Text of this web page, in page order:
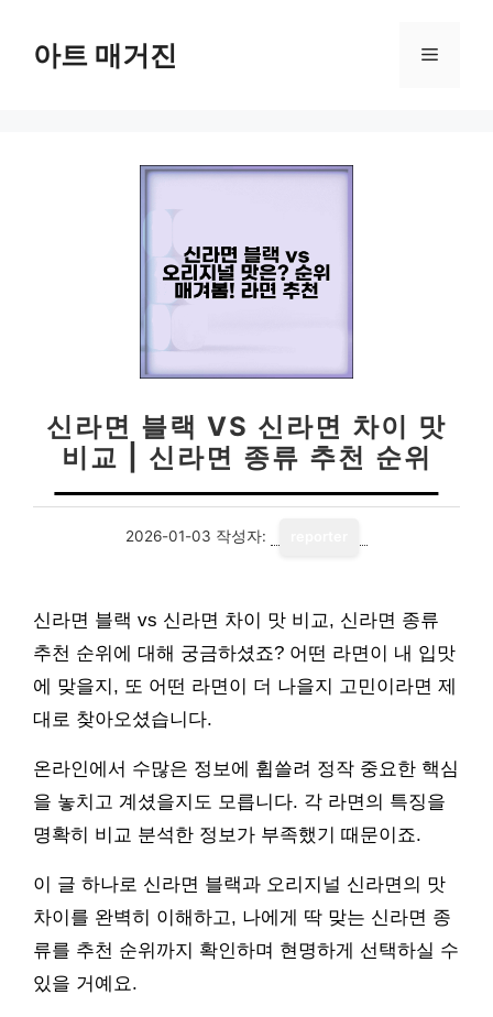
아트 매거진 메
신라면 블랙 VS 신라면 차이 맛
비교 | 신라면 종류 추천 순위
2026-01-03 작성자:
신라면 블랙 vs 신라면 차이 맛 비교, 신라면 종류
추천 순위에 대해 궁금하셨죠? 어떤 라면이 내 입맛
에 맞을지, 또 어떤 라면이 더 나을지 고민이라면 제
대로 찾아오셨습니다.
온라인에서 수많은 정보에 휩쓸려 정작 중요한 핵심
을 놓치고 계셨을지도 모릅니다. 각 라면의 특징을
명확히 비교 분석한 정보가 부족했기 때문이죠.
이 글 하나로 신라면 블랙과 오리지널 신라면의 맛
차이를 완벽히 이해하고, 나에게 딱 맞는 신라면 종
류를 추천 순위까지 확인하며 현명하게 선택하실 수
있을 거예요.